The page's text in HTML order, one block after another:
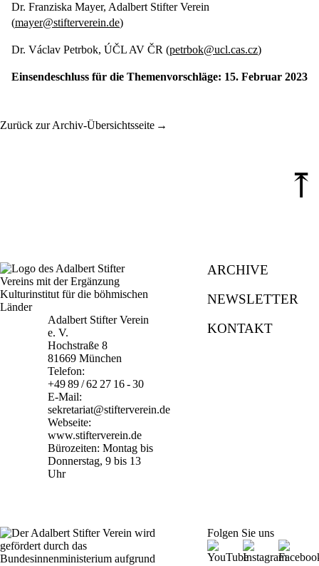
Dr. Franziska Mayer, Adalbert Stifter Verein
(mayer@stifterverein.de)
Dr. Václav Petrbok, ÚČL AV ČR (petrbok@ucl.cas.cz)
Einsendeschluss für die Themenvorschläge: 15. Februar 2023
Zurück zur Archiv-Übersichtsseite
⤒
Adalbert Stifter Verein
e. V.
Hochstraße 8
81669 München
Telefon:
+49 89 / 62 27 16 - 30
E-Mail:
sekretariat@stifterverein.de
Webseite:
www.stifterverein.de
Bürozeiten: Montag bis
Donnerstag, 9 bis 13
Uhr
ARCHIVE
NEWSLETTER
KONTAKT
Folgen Sie uns